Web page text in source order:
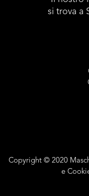
si trova a
Copyright © 2020
e